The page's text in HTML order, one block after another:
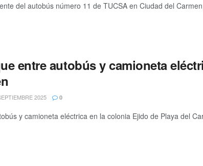
del autobús número 11 de TUCSA en Ciudad del
entre autobús y camioneta
2025 0
y camioneta eléctrica en la colonia Ejido de Playa del